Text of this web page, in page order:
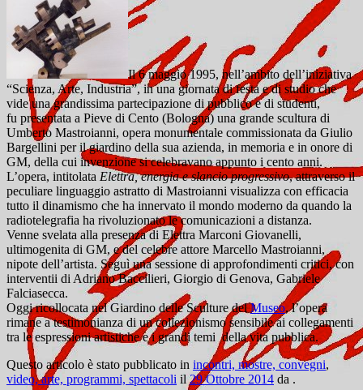
Il 6 maggio 1995, nell’ambito dell’iniziativa
“Scienza, Arte, Industria”, in una giornata di festa e di studio che
vide una grandissima partecipazione di pubblico e di studenti,
fu presentata a Pieve di Cento (Bologna) una grande scultura di
Umberto Mastroianni, opera monumentale commissionata da Giulio
Bargellini per il giardino della sua azienda, in memoria e in onore di
GM, della cui invenzione si celebravano appunto i cento anni.
L’opera, intitolata Elettra, energia e slancio progressivo, attraverso il
peculiare linguaggio astratto di Mastroianni visualizza con efficacia
tutto il dinamismo che ha innervato il mondo moderno da quando la
radiotelegrafia ha rivoluzionato le comunicazioni a distanza.
Venne svelata alla presenza di Elettra Marconi Giovanelli,
ultimogenita di GM, e del celebre attore Marcello Mastroianni,
nipote dell’artista. Seguì una sessione di approfondimenti critici, con
interventii di Adriano Baccilieri, Giorgio di Genova, Gabriele
Falciasecca.
Oggi ricollocata nel Giardino delle Sculture delMuseo, l’opera
rimane a testimonianza di un collezionismo sensibile ai collegamenti
tra le espressioni artistiche e i grandi temi della vita pubblica.
Questo articolo è stato pubblicato in incontri, mostre, convegni,
video, arte, programmi, spettacoli il29 Ottobre 2014 da .